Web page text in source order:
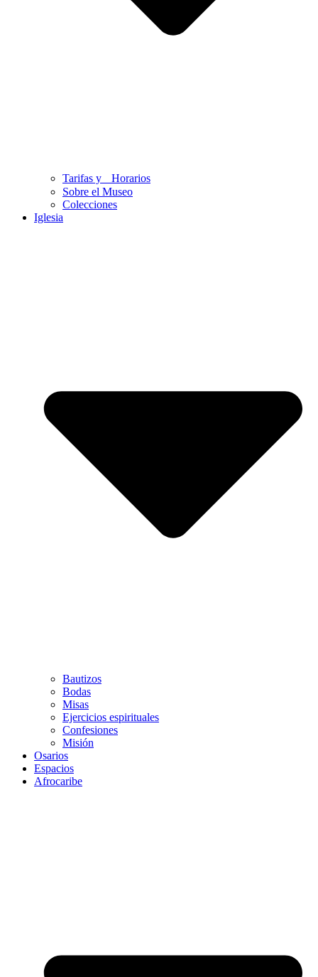
Tarifas y Horarios
Sobre el Museo
Colecciones
Iglesia
Bautizos
Bodas
Misas
Ejercicios espirituales
Confesiones
Misión
Osarios
Espacios
Afrocaribe